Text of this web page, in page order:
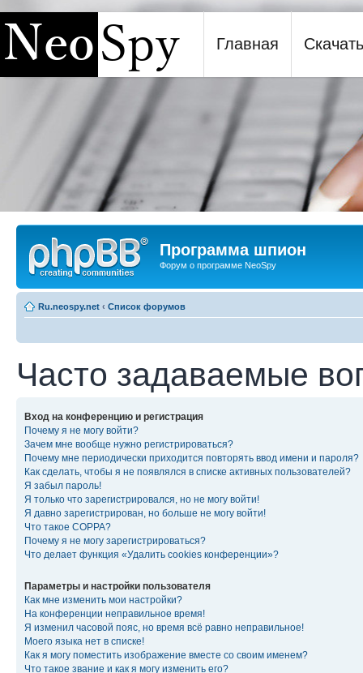
Программа шпион NeoSpy
Главная Скачать
Программа шпион
Форум о программе NeoSpy
Ru.neospy.net ‹ Список форумов
Часто задаваемые
Вход на конференцию и регистрация
Почему я не могу войти?
Зачем мне вообще нужно регистрироваться?
Почему мне периодически приходится повторять ввод имени и пароля?
Как сделать, чтобы я не появлялся в списке активных пользователей?
Я забыл пароль!
Я только что зарегистрировался, но не могу войти!
Я давно зарегистрирован, но больше не могу войти!
Что такое COPPA?
Почему я не могу зарегистрироваться?
Что делает функция «Удалить cookies конференции»?
Параметры и настройки пользователя
Как мне изменить мои настройки?
На конференции неправильное время!
Я изменил часовой пояс, но время всё равно неправильное!
Моего языка нет в списке!
Как я могу поместить изображение вместе со своим именем?
Что такое звание и как я могу изменить его?